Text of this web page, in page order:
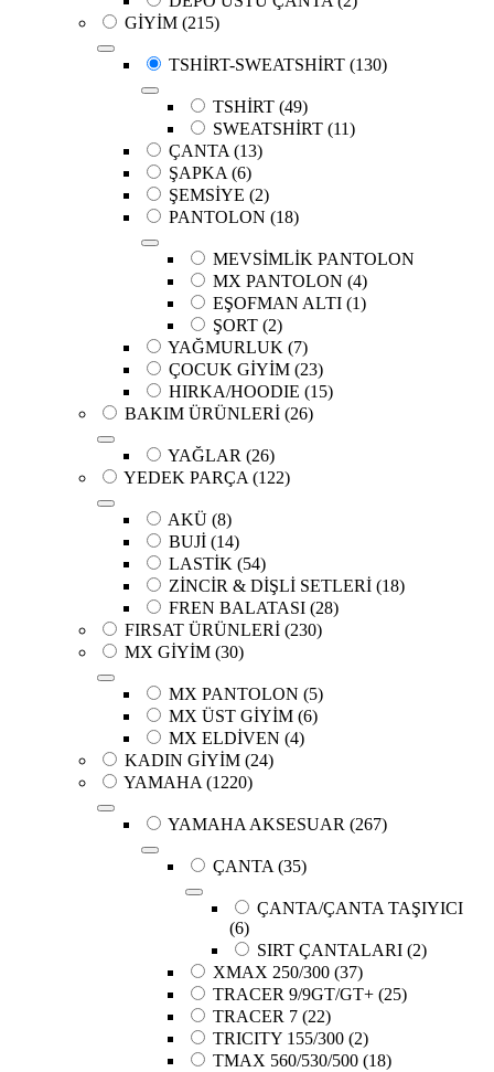
GİYİM (215)
TSHİRT-SWEATSHİRT (130)
TSHİRT (49)
SWEATSHİRT (11)
ÇANTA (13)
ŞAPKA (6)
ŞEMSİYE (2)
PANTOLON (18)
MEVSİMLİK PANTOLON
MX PANTOLON (4)
EŞOFMAN ALTI (1)
ŞORT (2)
YAĞMURLUK (7)
ÇOCUK GİYİM (23)
HIRKA/HOODIE (15)
BAKIM ÜRÜNLERİ (26)
YAĞLAR (26)
YEDEK PARÇA (122)
AKÜ (8)
BUJİ (14)
LASTİK (54)
ZİNCİR & DİŞLİ SETLERİ (18)
FREN BALATASI (28)
FIRSAT ÜRÜNLERİ (230)
MX GİYİM (30)
MX PANTOLON (5)
MX ÜST GİYİM (6)
MX ELDİVEN (4)
KADIN GİYİM (24)
YAMAHA (1220)
YAMAHA AKSESUAR (267)
ÇANTA (35)
ÇANTA/ÇANTA TAŞIYICI
(6)
SIRT ÇANTALARI (2)
XMAX 250/300 (37)
TRACER 9/9GT/GT+ (25)
TRACER 7 (22)
TRICITY 155/300 (2)
TMAX 560/530/500 (18)